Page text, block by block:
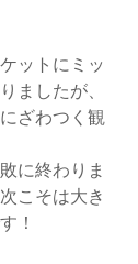
ットにミッ
ましたが、
ざわつく観
に終わりま
こそは大き
！